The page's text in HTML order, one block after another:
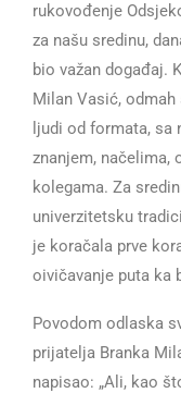
rukovođenje
za našu sredinu,
bio važan događaj.
Milan Vasić,
ljudi od formata,
znanjem, načelima,
kolegama. Za
univerzitetsku
je koračala prve
oivičavanje puta ka
Povodom odlaska
prijatelja Branka
napisao: „Ali, kao